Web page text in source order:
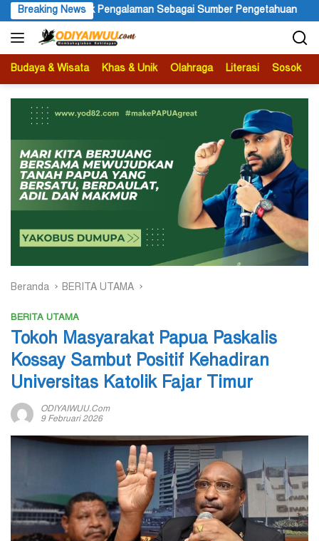
Langsung
ke
konten
Breaking News
Sumber Pengetahuan Ketua APS Papua Pegunungan
Budaya & Wisata Khas & Unik Olahraga Literasi Sosok
Beranda BERITA UTAMA
BERITA UTAMA
Tokoh Masyarakat Papua Paskalis
Kossay Sambut Positif Kehadiran
Universitas Katolik Fajar Timur
ODIYAIWUU.com
9 Februari 2026